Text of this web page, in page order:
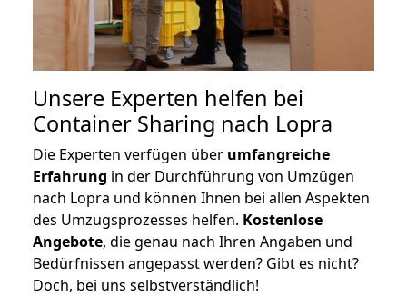
Unsere Experten helfen bei
Container Sharing nach Lopra
Die Experten verfügen über umfangreiche
Erfahrung in der Durchführung von Umzügen
nach Lopra und können Ihnen bei allen Aspekten
des Umzugsprozesses helfen. Kostenlose
Angebote, die genau nach Ihren Angaben und
Bedürfnissen angepasst werden? Gibt es nicht?
Doch, bei uns selbstverständlich!